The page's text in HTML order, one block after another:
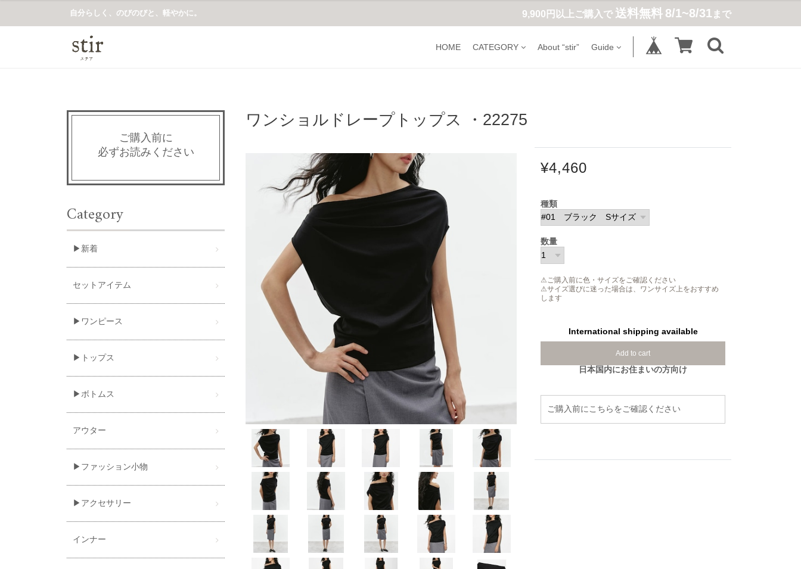
自分らしく、のびのびと、軽やかに。 9,900円以上ご購入で 送料無料 8/1~8/31 まで
HOME CATEGORY About “stir” Guide
ワンショルドレープトップス ・22275
¥4,460
種類
数量
⚠ご購入前に色・サイズをご確認ください
⚠サイズ選びに迷った場合は、ワンサイズ上をおすすめ
します
International shipping available
Add to cart
日本国内にお住まいの方向け
ご購入前にこちらをご確認ください
ご購入前に
必ずお読みください
Category
▶新着
セットアイテム
▶ワンピース
▶トップス
▶ボトムス
アウター
▶ファッション小物
▶アクセサリー
インナー